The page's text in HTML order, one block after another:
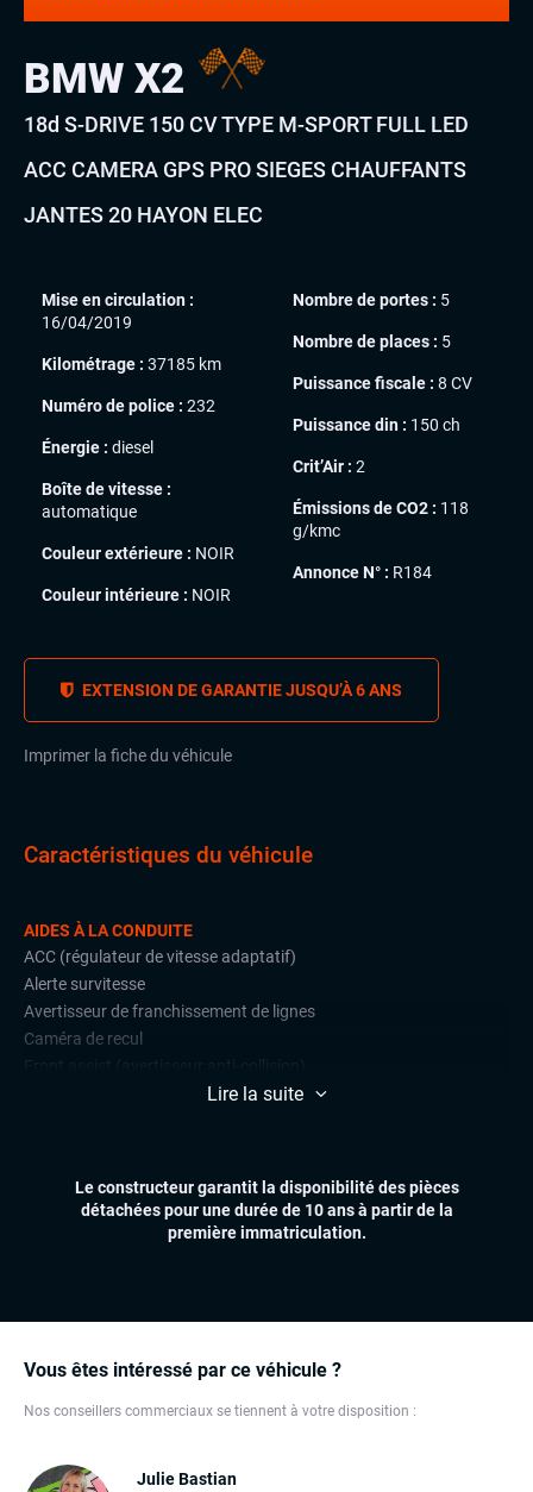
BMW X2
18d S-DRIVE 150 CV TYPE M-SPORT FULL LED
ACC CAMERA GPS PRO SIEGES CHAUFFANTS
JANTES 20 HAYON ELEC
Mise en circulation :
16/04/2019
Kilométrage : 37185 km
Numéro de police : 232
Énergie : diesel
Boîte de vitesse :
automatique
Couleur extérieure : NOIR
Couleur intérieure : NOIR
Nombre de portes : 5
Nombre de places : 5
Puissance fiscale : 8 CV
Puissance din : 150 ch
Crit’Air : 2
Émissions de CO2 : 118
g/kmc
Annonce N° : R184
EXTENSION DE GARANTIE JUSQU’À 6 ANS
Imprimer la fiche du véhicule
Vous êtes intéressé par ce véhicule ?
Nos conseillers commerciaux se tiennent à votre disposition :
Julie Bastian
Caractéristiques du véhicule
AIDES À LA CONDUITE
ACC (régulateur de vitesse adaptatif)
Alerte survitesse
Avertisseur de franchissement de lignes
Caméra de recul
CONFORT
Affichage tête haute (head-up display)
Hayon électrique
Volant multifonctions
ÉLECTRONIQUE
Lire la suite
Le constructeur garantit la disponibilité des pièces
détachées pour une durée de 10 ans à partir de la
première immatriculation.